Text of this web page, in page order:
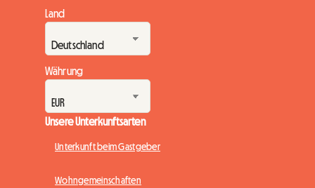
Land
Währung
Unsere Unterkunftsarten
Unterkunft beim Gastgeber
Wohngemeinschaften